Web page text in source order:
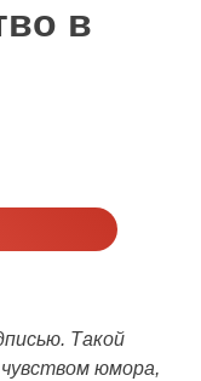
в
Такой
юмора,